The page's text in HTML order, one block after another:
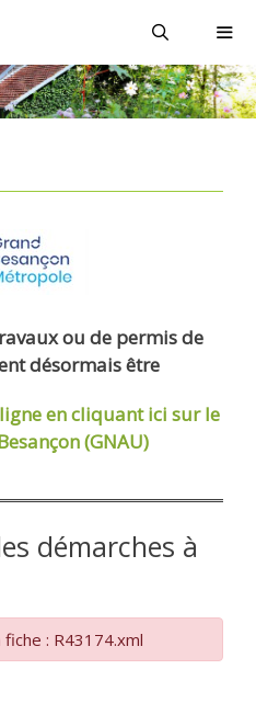
ou de permis de
désormais être
en cliquant ici sur le
(GNAU)
démarches à
: R43174.xml